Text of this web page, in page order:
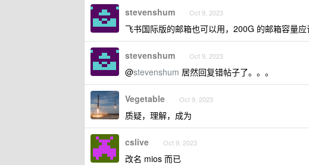
stevenshum Oct 9, 2023
飞书国际版的邮箱也可以用，200G 的邮箱容量应
stevenshum Oct 9, 2023
@stevenshum 居然回复错帖子了。。。
Vegetable Oct 9, 2023
质疑，理解，成为
cslive Oct 9, 2023
改名 mios 而已